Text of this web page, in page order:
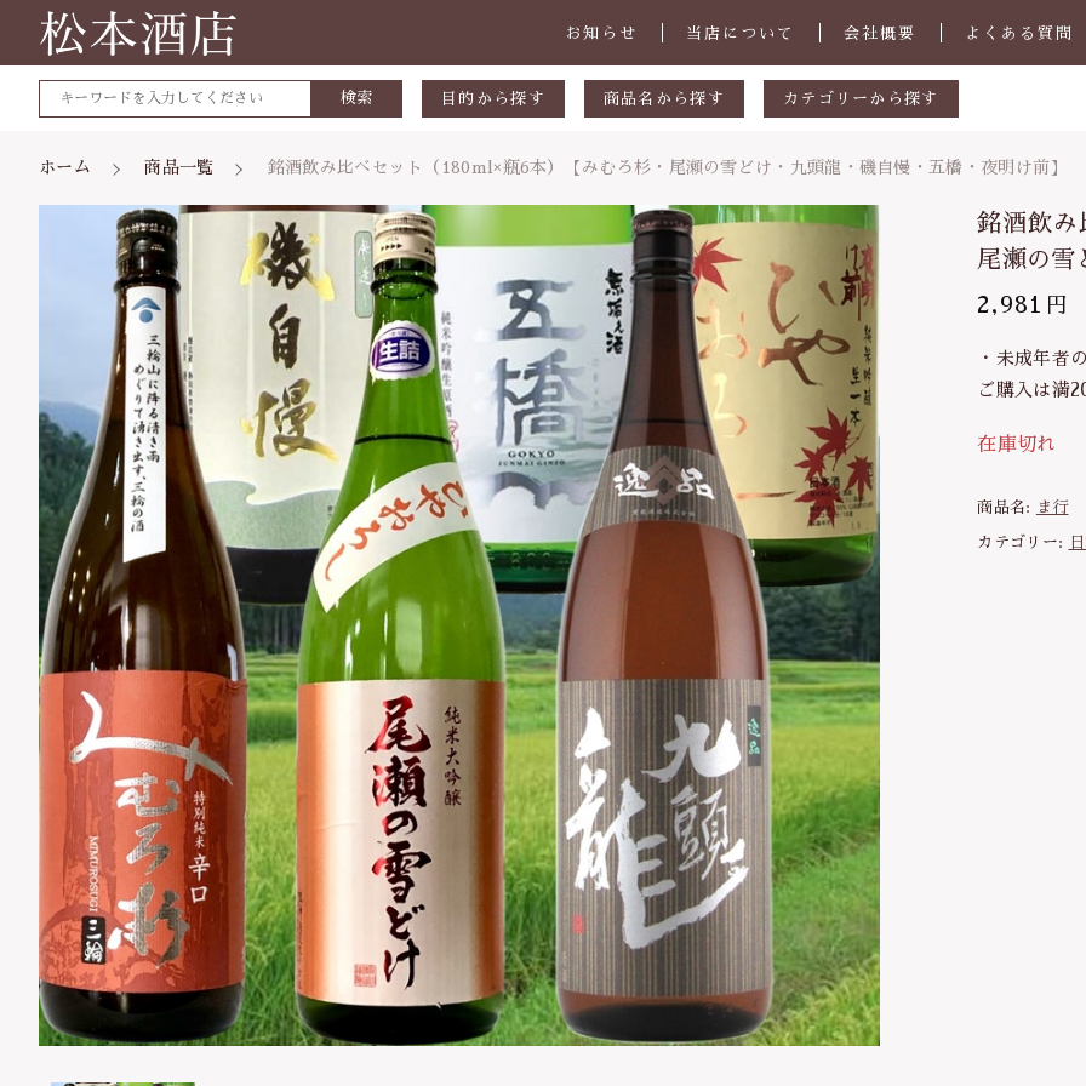
お知らせ 当店について 会社概要 よくある質問
検索 目的から探す
会津宮泉
父の日
母の日
誕生日祝い
お中元
お歳暮
商品名から探す
あ行
か行
さ行
た行
な行
は行
や行
ら行
カテゴリーから探す
会津宮泉
福島のお酒
日本酒
焼酎
ワイン
美容と健康
ホーム 商品一覧 銘酒飲み比べセット（180ml×瓶6本）【みむろ杉・尾瀬の雪どけ・九頭龍・磯自慢・五橋・夜明け前】
銘酒飲み
尾瀬の雪
2,981 円
・未成年者
ご購入は満
在庫切れ
商品名: ま行
カテゴリー:
カートに商品を追加しました
銘酒飲み比べセット（180ml×瓶6本）【みむろ杉・尾瀬の雪ど
慢・五橋・夜明け前】
数量
ショッピングを続ける
親カテゴリ 子カテゴリ
その他
並び順